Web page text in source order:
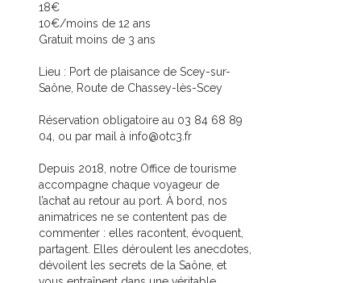
18€
10€/moins de 12 ans
Gratuit moins de 3 ans
Lieu : Port de plaisance de Scey-sur-
Saône, Route de Chassey-lès-Scey
Réservation obligatoire au 03 84 68 89
04, ou par mail à info@otc3.fr
Depuis 2018, notre Office de tourisme
accompagne chaque voyageur de
l’achat au retour au port. À bord, nos
animatrices ne se contentent pas de
commenter : elles racontent, évoquent,
partagent. Elles déroulent les anecdotes,
dévoilent les secrets de la Saône, et